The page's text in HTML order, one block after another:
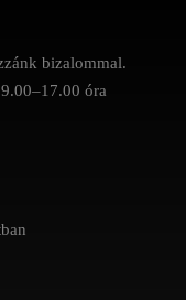
bizalommal.
óra